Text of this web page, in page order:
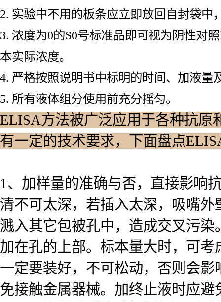
2. 实验中不用的板条应立即放回自封袋中
3. 浓度为0的S0号标准品即可视为阴性对
本实际浓度。
4. 严格按照说明书中标明的时间、加液量
5. 所有液体组分使用前充分摇匀。
ELISA方法被广泛应用于各种抗原
有一定的技术要求，下面盘点
1、加样量的准确与否，直接影响
清不可太深，若插入太深，吸嘴
溅入其它包被孔中，造成交叉污
加在孔的上部。标本量大时，可
一定要装好，不可松动，否则会
免接触金属器械。加终止液时应避